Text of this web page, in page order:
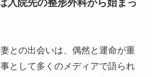
入院先の整形外科から始まっ
との出会いは、偶然と運命が重
として多くのメディアで語られ